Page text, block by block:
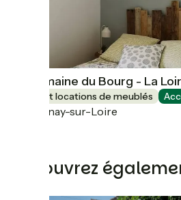
Le Domaine du Bourg - La
Gîtes et locations de meublés
Gannay-sur-Loire
Découvrez